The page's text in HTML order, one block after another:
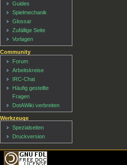
Guides
Spielmechanik
Glossar
Zufällige Seite
Vorlagen
Community
Forum
Arbeitskreise
IRC-Chat
Häufig gestellte
Fragen
DotAWiki verbreiten
Werkzeuge
Spezialseiten
Druckversion